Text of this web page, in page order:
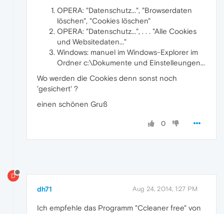
OPERA: "Datenschutz...", "Browserdaten
löschen", "Cookies löschen"
OPERA: "Datenschutz...", . . . "Alle Cookies
und Websitedaten..."
Windows: manuel im Windows-Explorer im
Ordner c:\Dokumente und Einstelleungen...
Wo werden die Cookies denn sonst noch
'gesichert' ?
einen schönen Gruß
0
D
dh71 Aug 24, 2014, 1:27 PM
Ich empfehle das Programm "Ccleaner free" von